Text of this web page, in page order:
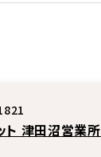
ト 津田沼営業所